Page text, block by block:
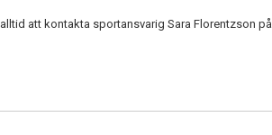
att kontakta sportansvarig Sara Florentzson på